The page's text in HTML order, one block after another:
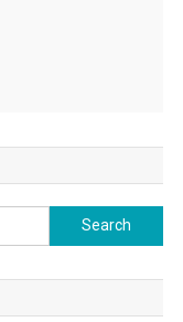
Search
for: